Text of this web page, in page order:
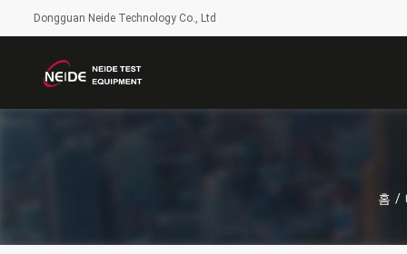
Dongguan Neide Technology Co., Ltd
홈 /